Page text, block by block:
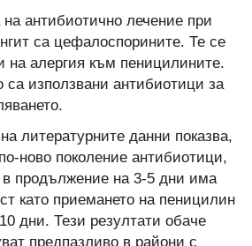
антибиотично лечение при
са цефалоспорините. Те се
на алергия към пеницилините.
използвани антибиотици за
литературните данни показва,
ново поколение антибиотици,
в продължение на 3-5 дни има
като приемането на пеницилин
дни. Тези резултати обаче
предпазливо в райони с